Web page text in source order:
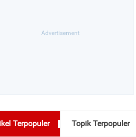
Terpopuler Topik Terpopuler